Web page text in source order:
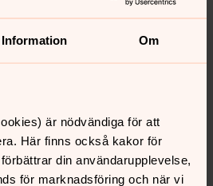
Information Om
är nödvändiga för att
Här finns också kakor för
din användarupplevelse,
för marknadsföring och när vi
och vägen"
Salo) med Cecilia